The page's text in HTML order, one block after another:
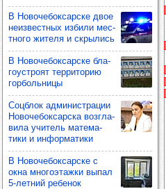
В Ново­че­бок­сар­ске двое
неиз­вес­тных избили мес­
тного жителя и скры­лись
В Ново­че­бок­сар­ске бла­
го­ус­троят тер­ри­то­рию
гор­боль­ницы
Соц­блок адми­нис­тра­ции
Ново­че­бок­сар­ска воз­гла­
вила учи­тель мате­ма­
тики и инфор­ма­тики
В Ново­че­бок­сар­ске с
окна мно­го­этажки выпал
5-лет­ний ребе­нок